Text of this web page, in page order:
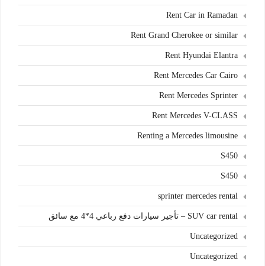
Rent Car in Ramadan
Rent Grand Cherokee or similar
Rent Hyundai Elantra
Rent Mercedes Car Cairo
Rent Mercedes Sprinter
Rent Mercedes V-CLASS
Renting a Mercedes limousine
S450
S450
sprinter mercedes rental
SUV car rental – تأجير سيارات دفع رباعي 4*4 مع سائق
Uncategorized
Uncategorized